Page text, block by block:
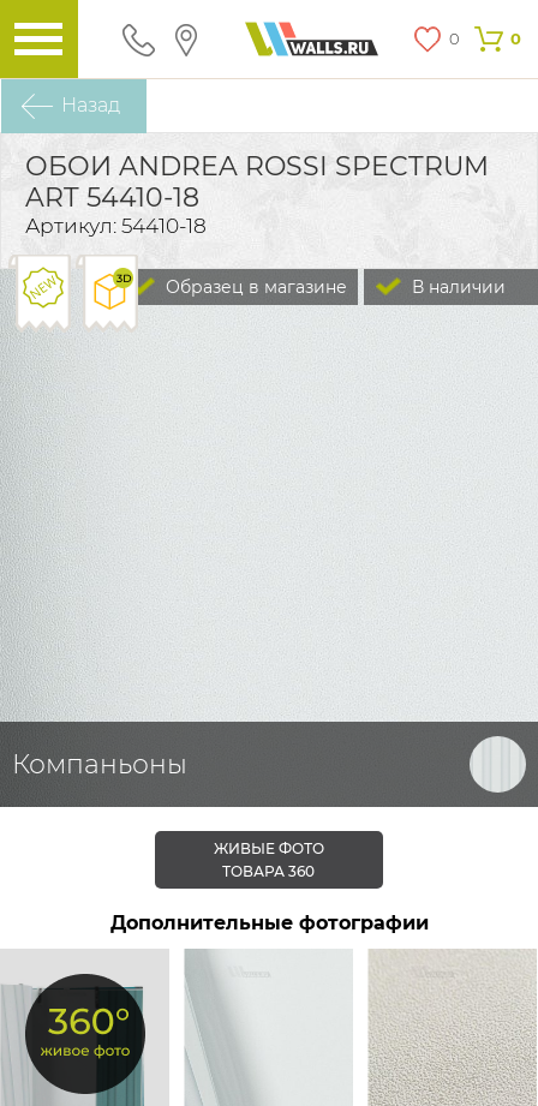
0 0
Назад
ОБОИ ANDREA ROSSI SPECTRUM
ART 54410-18
Артикул: 54410-18
В наличии
Образец в магазине
Компаньоны
ЖИВЫЕ ФОТО
ТОВАРА 360
Дополнительные фотографии